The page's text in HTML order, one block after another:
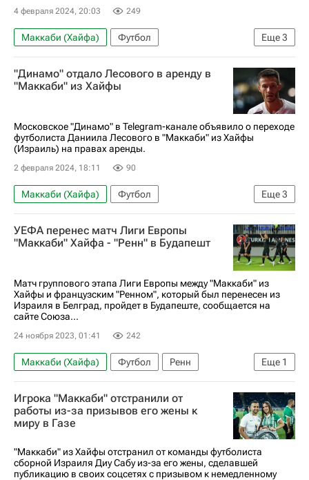
4 февраля 2024, 20:03 249
Еще3
Маккаби (Хайфа)
Футбол
Даниил Лесовой
Трансферы в РПЛ
РПЛ 2026-2027 (Чемпионат России по футболу)
"Динамо" отдало Лесового в аренду в
"Маккаби" из Хайфы
Московское "Динамо" в Telegram-канале объявило о переходе
футболиста Даниила Лесового в "Маккаби" из Хайфы
(Израиль) на правах аренды.
2 февраля 2024, 18:11 90
Еще3
Маккаби (Хайфа)
Футбол
Трансферы в РПЛ
Динамо Москва
Даниил Лесовой
УЕФА перенес матч Лиги Европы
"Маккаби" Хайфа - "Ренн" в Будапешт
Матч группового этапа Лиги Европы между "Маккаби" из
Хайфы и французским "Ренном", который был перенесен из
Израиля в Белград, пройдет в Будапеште, сообщается на
сайте Союза...
24 ноября 2023, 01:41 242
Еще 1
Маккаби (Хайфа) Футбол
Ренн
Союз европейских футбольных ассоциаций (УЕФА)
Игрока "Маккаби" отстранили от
работы из-за призывов его жены к
миру в Газе
"Маккаби" из Хайфы отстранил от команды футболиста
сборной Израиля Диу Сабу из-за его жены, сделавшей
публикацию в своих соцсетях с призывом к немедленному